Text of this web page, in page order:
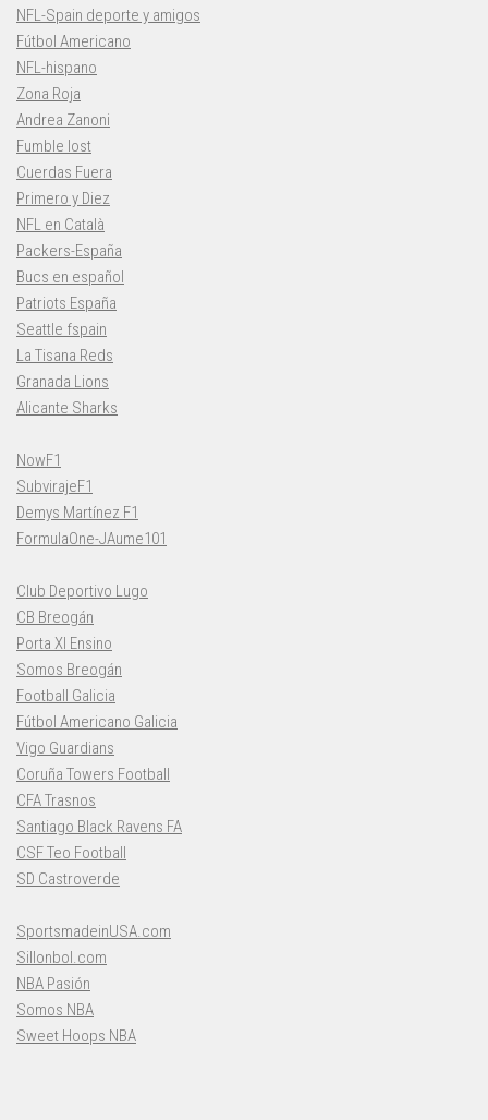
NFL-Spain deporte y amigos
Fútbol Americano
NFL-hispano
Zona Roja
Andrea Zanoni
Fumble lost
Cuerdas Fuera
Primero y Diez
NFL en Català
Packers-España
Bucs en español
Patriots España
Seattle fspain
La Tisana Reds
Granada Lions
Alicante Sharks
NowF1
SubvirajeF1
Demys Martínez F1
FormulaOne-JAume101
Club Deportivo Lugo
CB Breogán
Porta XI Ensino
Somos Breogán
Football Galicia
Fútbol Americano Galicia
Vigo Guardians
Coruña Towers Football
CFA Trasnos
Santiago Black Ravens FA
CSF Teo Football
SD Castroverde
SportsmadeinUSA.com
Sillonbol.com
NBA Pasión
Somos NBA
Sweet Hoops NBA